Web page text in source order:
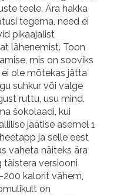
teele. Ära hakka
tegema, need ei
pikaajalist
lähenemist. Toon
mis on sooviks
ole mõtekas jätta
suhkur või valge
ruttu, usu mind.
šokolaadi, kui
jäätise asemel 1
ja selle eest
vaheta näiteks ära
täistera versiooni
kalorit vähem,
on